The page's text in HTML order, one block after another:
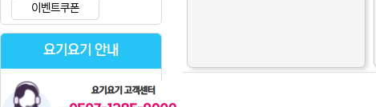
이벤트쿠폰
요기요기 안내